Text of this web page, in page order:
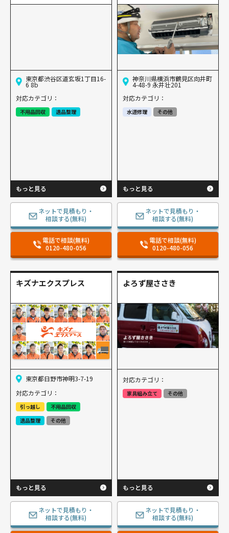
東京都渋谷区道玄坂1丁目16-
6 8b
対応カテゴリ：
不用品回収 遺品整理
もっと見る
ネットで見積もり・
相談する(無料)
電話で相談(無料)
0120-480-056
神奈川県横浜市鶴見区向井町
4-48-9 永井壮201
対応カテゴリ：
水道修理 その他
もっと見る
ネットで見積もり・
相談する(無料)
電話で相談(無料)
0120-480-056
キズナエクスプレス
東京都日野市神明3-7-19
対応カテゴリ：
引っ越し
不用品回収
遺品整理
その他
もっと見る
ネットで見積もり・
相談する(無料)
よろず屋ささき
対応カテゴリ：
家具組み立て その他
もっと見る
ネットで見積もり・
相談する(無料)